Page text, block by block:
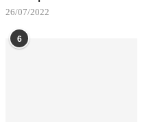
26/07/2022
6